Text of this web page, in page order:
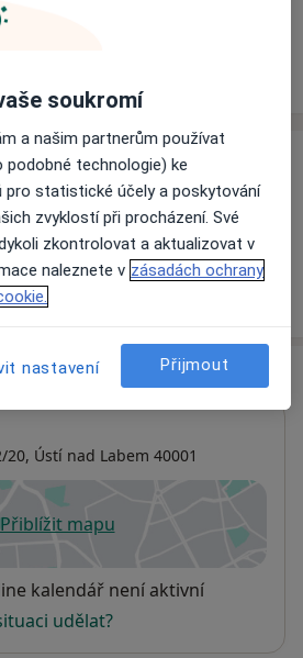
a cenách nejsou k dispozici
nepřidával žádné informace o
službách.
20, Ústí nad Labem 40001
Přiblížit mapuse otevře v nové záložce
kalendář není aktivní
udělat?
soukromí
a našim partnerům používat
podobné technologie) ke
pro statistické účely a poskytování
zvyklostí při procházení. Své
zkontrolovat a aktualizovat v
naleznete v zásadách ochrany
nastavení Přijmout